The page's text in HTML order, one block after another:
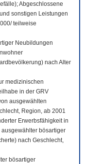
Abgeschlossene
sonstigen Leistungen
teilweise
Neubildungen
nach Alter
medizinischen
in der GRV
ausgewählten
Region, ab 2001
Erwerbsfähigkeit in
bösartiger
nach Geschlecht,
bösartiger